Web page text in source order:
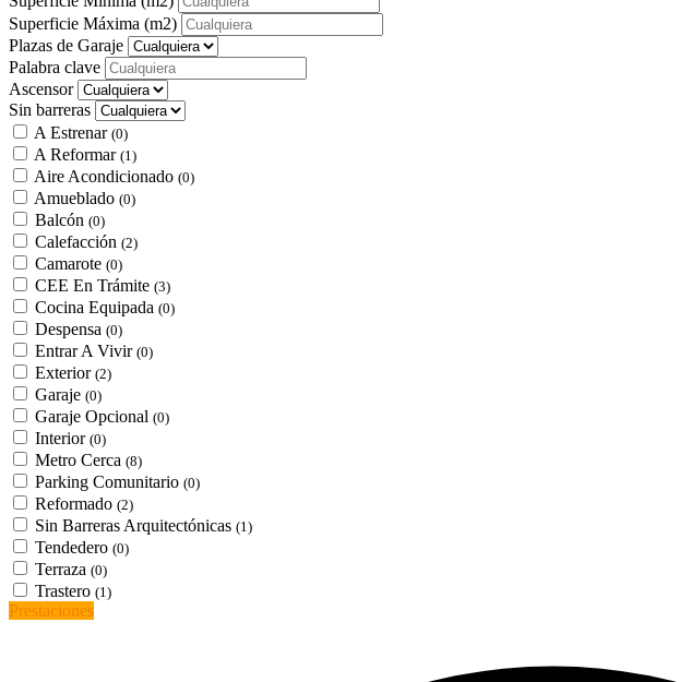
Superficie Máxima (m2)
Plazas de Garaje
Palabra clave
Ascensor
Sin barreras
A Estrenar (0)
A Reformar (1)
Aire Acondicionado (0)
Amueblado (0)
Balcón (0)
Calefacción (2)
Camarote (0)
CEE En Trámite (3)
Cocina Equipada (0)
Despensa (0)
Entrar A Vivir (0)
Exterior (2)
Garaje (0)
Garaje Opcional (0)
Interior (0)
Metro Cerca (8)
Parking Comunitario (0)
Reformado (2)
Sin Barreras Arquitectónicas (1)
Tendedero (0)
Terraza (0)
Trastero (1)
Prestaciones